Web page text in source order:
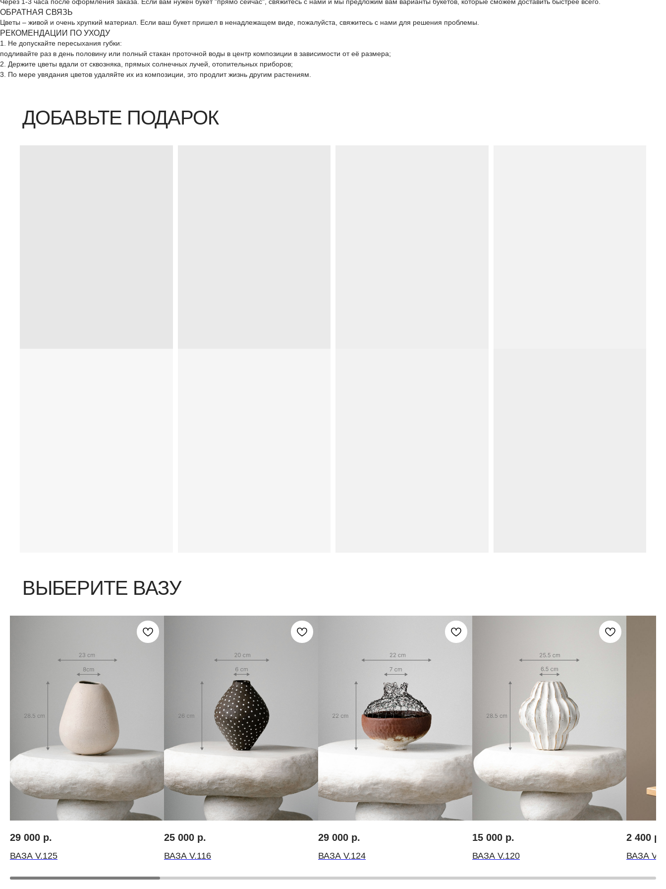
ОБРАТНАЯ СВЯЗЬ
Цветы – живой и очень хрупкий материал. Если ваш букет пришел в ненадлежащем виде, пожалуйста, свяжитесь с нами для решения проблемы.
РЕКОМЕНДАЦИИ ПО УХОДУ
1. Не допускайте пересыхания губки:
подливайте раз в день половину или полный стакан проточной воды в центр композиции в зависимости от её размера;
2. Держите цветы вдали от сквозняка, прямых солнечных лучей, отопительных приборов;
3. По мере увядания цветов удаляйте их из композиции, это продлит жизнь другим растениям.
ДОБАВЬТЕ ПОДАРОК
29 000 р.
ВАЗА V.125
25 000 р.
ВАЗА V.116
29 000 р.
ВАЗА V.124
15 000 р.
ВАЗА V.120
2 400 р.
ВАЗА
О нас
Авторские букеты
Pinterest
Telegram
Запретграм
Договор-оферта
Вакансии
Моно-букеты
Корзины цветов
Шляпные коробки с цветами
Цветочный коворкинг
Личный кабинет
Свадебные букеты Инструкция по уходу
FLOWERNA ® Все права защищены
ИП Крылов Михаил Михайлович